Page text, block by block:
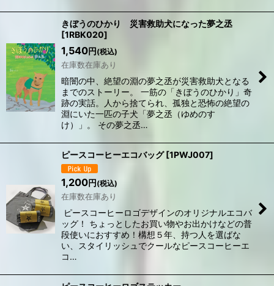
きぼうのひかり 災害救助犬になった夢之丞
[1RBK020]
1,540円 (税込)
在庫数在庫あり
暗闇の中、絶望の淵の夢之丞が災害救助犬となる
までのストーリー。 一筋の「きぼうのひかり」奇
跡の実話。人から捨てられ、孤独と恐怖の絶望の
淵にいた一匹の子犬「夢之丞（ゆめのす
け）」。 その夢之丞…
ピースコーヒーエコバッグ [1PWJ007]
1,200円 (税込)
在庫数在庫あり
ピースコーヒーロゴデザインのオリジナルエコバ
ッグ！ ちょっとしたお買い物やお出かけなどの普
段使いにおすすめ！構想５年、持つ人を選ばな
い、スタイリッシュでクールなピースコーヒーエ
コ…